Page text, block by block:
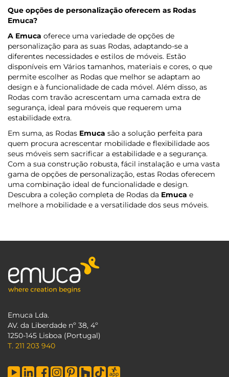
Que opções de personalização oferecem as Rodas
Emuca?
A Emuca oferece uma variedade de opções de
personalização para as suas Rodas, adaptando-se a
diferentes necessidades e estilos de móveis. Estão
disponíveis em Vários tamanhos, materiais e cores, o que
permite escolher as Rodas que melhor se adaptam ao
design e à funcionalidade de cada móvel. Além disso, as
Rodas com travão acrescentam uma camada extra de
segurança, ideal para móveis que requerem uma
estabilidade extra.
Em suma, as Rodas Emuca são a solução perfeita para
quem procura acrescentar mobilidade e flexibilidade aos
seus móveis sem sacrificar a estabilidade e a segurança.
Com a sua construção robusta, fácil instalação e uma vasta
gama de opções de personalização, estas Rodas oferecem
uma combinação ideal de funcionalidade e design.
Descubra a coleção completa de Rodas da Emuca e
melhore a mobilidade e a versatilidade dos seus móveis.
Emuca Lda.
AV. da Liberdade nº 38, 4º
1250-145 Lisboa (Portugal)
T. 211 203 940